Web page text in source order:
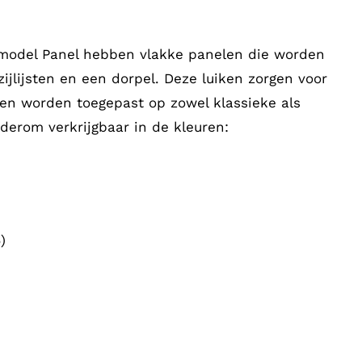
Panel hebben vlakke panelen die worden
en een dorpel. Deze luiken zorgen voor
worden toegepast op zowel klassieke als
verkrijgbaar in de kleuren: